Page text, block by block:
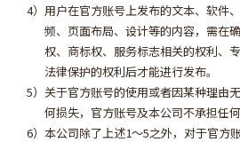
用户在官方账号上发布的文本、软件
频、页面布局、设计等的内容，需在
权、商标权、服务标志相关的权利、
法律保护的权利后才能进行发布。
关于官方账号的使用或者因某种理由
何损失，官方账号及本公司不承担任何
本公司除了上述1～5之外，对于官方